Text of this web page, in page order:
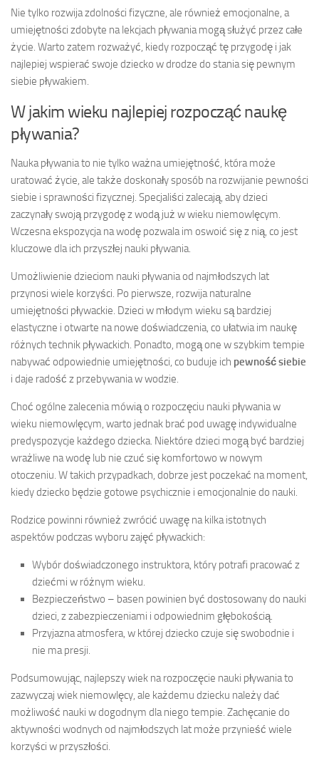
Nie tylko rozwija zdolności fizyczne, ale również emocjonalne, a
umiejętności zdobyte na lekcjach pływania mogą służyć przez całe
życie. Warto zatem rozważyć, kiedy rozpocząć tę przygodę i jak
najlepiej wspierać swoje dziecko w drodze do stania się pewnym
siebie pływakiem.
W jakim wieku najlepiej rozpocząć naukę
pływania?
Nauka pływania to nie tylko ważna umiejętność, która może
uratować życie, ale także doskonały sposób na rozwijanie pewności
siebie i sprawności fizycznej. Specjaliści zalecają, aby dzieci
zaczynały swoją przygodę z wodą już w wieku niemowlęcym.
Wczesna ekspozycja na wodę pozwala im oswoić się z nią, co jest
kluczowe dla ich przyszłej nauki pływania.
Umożliwienie dzieciom nauki pływania od najmłodszych lat
przynosi wiele korzyści. Po pierwsze, rozwija naturalne
umiejętności pływackie. Dzieci w młodym wieku są bardziej
elastyczne i otwarte na nowe doświadczenia, co ułatwia im naukę
różnych technik pływackich. Ponadto, mogą one w szybkim tempie
nabywać odpowiednie umiejętności, co buduje ich pewność siebie
i daje radość z przebywania w wodzie.
Choć ogólne zalecenia mówią o rozpoczęciu nauki pływania w
wieku niemowlęcym, warto jednak brać pod uwagę indywidualne
predyspozycje każdego dziecka. Niektóre dzieci mogą być bardziej
wrażliwe na wodę lub nie czuć się komfortowo w nowym
otoczeniu. W takich przypadkach, dobrze jest poczekać na moment,
kiedy dziecko będzie gotowe psychicznie i emocjonalnie do nauki.
Rodzice powinni również zwrócić uwagę na kilka istotnych
aspektów podczas wyboru zajęć pływackich:
Wybór doświadczonego instruktora, który potrafi pracować z
dziećmi w różnym wieku.
Bezpieczeństwo – basen powinien być dostosowany do nauki
dzieci, z zabezpieczeniami i odpowiednim głębokością.
Przyjazna atmosfera, w której dziecko czuje się swobodnie i
nie ma presji.
Podsumowując, najlepszy wiek na rozpoczęcie nauki pływania to
zazwyczaj wiek niemowlęcy, ale każdemu dziecku należy dać
możliwość nauki w dogodnym dla niego tempie. Zachęcanie do
aktywności wodnych od najmłodszych lat może przynieść wiele
korzyści w przyszłości.